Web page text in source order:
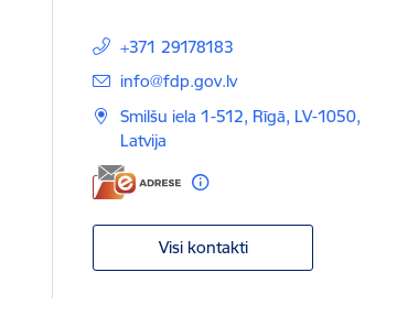
+371 29178183
E-pasts:
info@fdp.gov.lv
Smilšu iela 1-512, Rīgā, LV-1050,
Latvija
Visi kontakti